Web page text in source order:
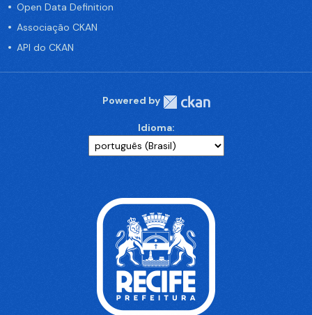
Open Data Definition
Associação CKAN
API do CKAN
Powered by
Idioma